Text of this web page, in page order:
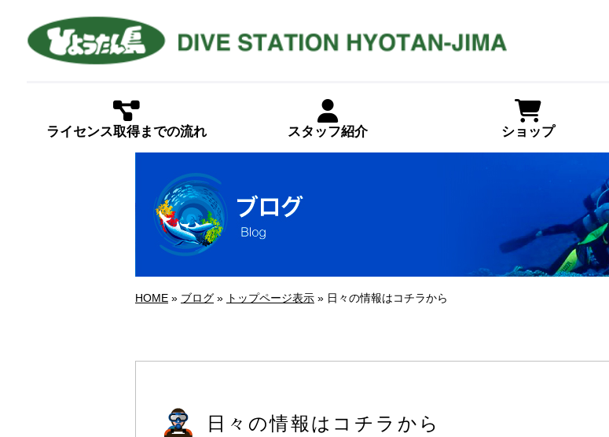
ライセンス取得までの流れ スタッフ紹介 ショップ
HOME » ブログ » トップページ表示 » 日々の情報はコチラから
日々の情報はコチラから